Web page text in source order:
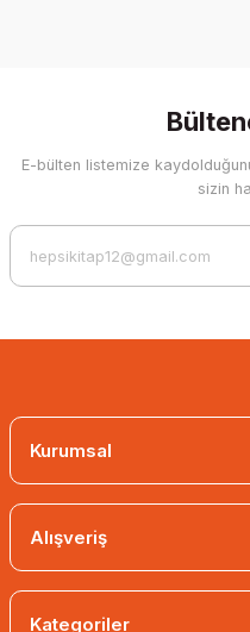
Turkish Flag (20X30)
4,80 EUR
E-bülten listemize
sizin
Kurumsal
Alışveriş
Kategoriler